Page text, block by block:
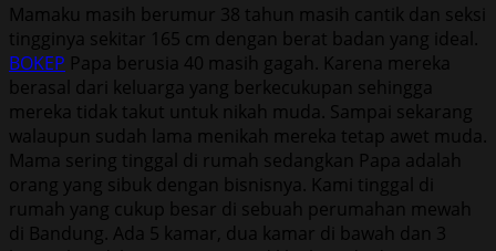
Mamaku masih berumur 38 tahun masih cantik dan seksi
tingginya sekitar 165 cm dengan berat badan yang ideal.
BOKEP Papa berusia 40 masih gagah. Karena mereka
berasal dari keluarga yang berkecukupan sehingga
mereka tidak takut untuk nikah muda. Sampai sekarang
walaupun sudah lama menikah mereka tetap awet muda.
Mama sering tinggal di rumah sedangkan Papa adalah
orang yang sibuk dengan bisnisnya. Kami tinggal di
rumah yang cukup besar di sebuah perumahan mewah
di Bandung. Ada 5 kamar, dua kamar di bawah dan 3